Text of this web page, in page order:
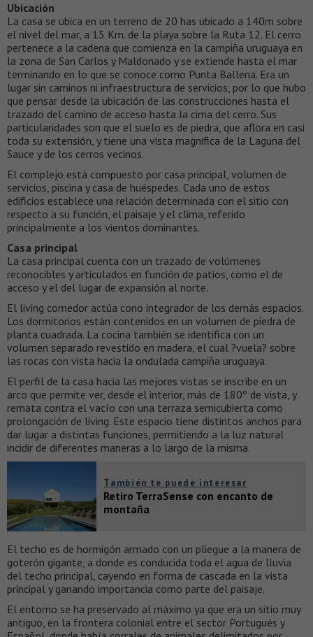
Ubicación
La casa se ubica en un terreno de 20 has ubicado a 140m sobre
el nivel del mar, a 15 Km. de la playa sobre la Ruta 12. El cerro
pertenece a la cadena que comienza en la campiña uruguaya en
la zona de San Carlos y Maldonado y se extiende hasta el mar
terminando en lo que se conoce como Punta Ballena. Era un
lugar sin caminos ni infraestructura de servicios, por lo que hubo
que pensar desde la ubicación de las construcciones hasta el
trazado del camino de acceso hasta la cima del cerro. Sus
particularidades son que el suelo es de piedra, que aflora en casi
toda su extensión, y tiene una vista magnifica de la Laguna del
Sauce y de los cerros vecinos.
El complejo está compuesto por casa principal, volumen de
servicios, piscina y casa de huéspedes. Cada uno de estos
edificios establece una relación determinada con el sitio con
respecto a su función, el paisaje y el clima, referido
principalmente a los vientos dominantes.
Casa principal
La casa principal cuenta con un trazado de volúmenes
reconocibles y articulados en función de patios, como el de
acceso y el del lugar de expansión al norte.
El living comedor actúa cono integrador de los demás espacios.
Los dormitorios están contenidos en un volumen de piedra de
planta cuadrada. La cocina también se identifica con un
volumen separado revestido en madera, el cual ?vuela? sobre
las rocas con vista hacia la ondulada campiña uruguaya.
El perfil de la casa hacia las mejores vistas se inscribe en un
arco que permite ver, desde el interior, más de 180º de vista, y
remata contra el vacío con una terraza semicubierta como
prolongación de living. Este espacio tiene distintos anchos para
dar lugar a distintas funciones, permitiendo a la luz natural
incidir de diferentes maneras a lo largo de la misma.
También te puede interesar
Retiro TerraSense con encanto de
montaña
El techo es de hormigón armado con un pliegue a la manera de
goterón gigante, a donde es conducida toda el agua de lluvia
del techo principal, cayendo en forma de cascada en la vista
principal y ganando importancia como parte del paisaje.
El entorno se ha preservado al máximo ya que era un sitio muy
antiguo, en la frontera colonial entre el sector Portugués y